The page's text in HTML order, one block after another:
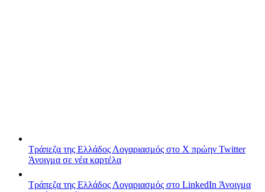
Τράπεζα της Ελλάδος Λογαριασμός στο X πρώην Twitter
Άνοιγμα σε νέα καρτέλα
Τράπεζα της Ελλάδος Λογαριασμός στο LinkedIn Άνοιγμα